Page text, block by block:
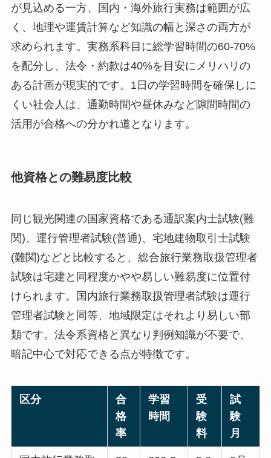
が見込める一方、国内・海外旅行実務は範囲が広
く、地理や運賃計算など知識の幅と深さの両方が
求められます。実務系科目に総学習時間の60-70%
を配分し、法令・約款は40%を目安にメリハリの
ある計画が現実的です。1日の学習時間を確保しに
くい社会人は、通勤時間や昼休みなど隙間時間の
活用が合格への分かれ道となります。
他資格との難易度比較
同じ観光関連の国家資格である通訳案内士試験(難
関)、運行管理者試験(普通)、宅地建物取引士試験
(難関)などと比較すると、総合旅行業務取扱管理者
試験は宅建と同程度かやや易しい難易度に位置付
けられます。国内旅行業務取扱管理者試験は運行
管理者試験と同等、地域限定はそれより易しい部
類です。法令系資格と異なり判例知識が不要で、
暗記中心で対応できる点が特徴です。
区分
合
格
率
学習
時間
受
験
料
試
験
月